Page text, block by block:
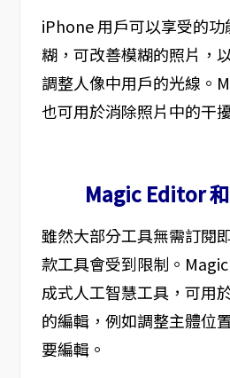
iPhone 用戶可以享受的
糊，可改善模糊的照片，
調整人像中用戶的光線。
也可用於消除照片中的干
Magic Editor
雖然大部分工具無需訂閱
款工具會受到限制。
成式人工智慧工具，可用
的編輯，例如調整主體位
要編輯。